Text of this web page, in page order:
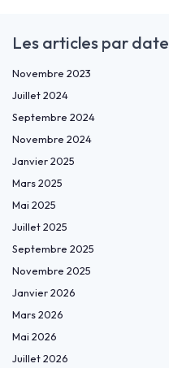
Les articles par date
Novembre 2023
Juillet 2024
Septembre 2024
Novembre 2024
Janvier 2025
Mars 2025
Mai 2025
Juillet 2025
Septembre 2025
Novembre 2025
Janvier 2026
Mars 2026
Mai 2026
Juillet 2026